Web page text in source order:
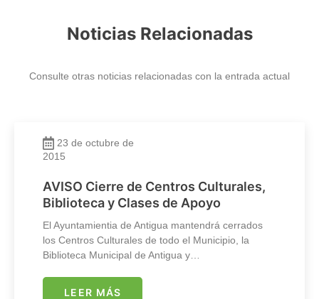
Noticias Relacionadas
Consulte otras noticias relacionadas con la entrada actual
23 de octubre de
2015
AVISO Cierre de Centros Culturales,
Biblioteca y Clases de Apoyo
El Ayuntamientia de Antigua mantendrá cerrados
los Centros Culturales de todo el Municipio, la
Biblioteca Municipal de Antigua y…
LEER MÁS